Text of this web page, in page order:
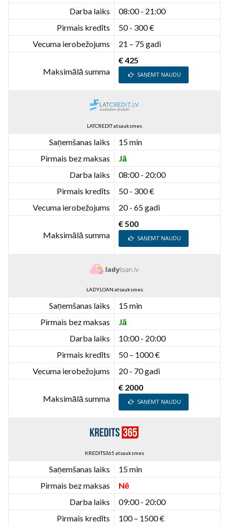
Darba laiks
08:00 - 21:00
Pirmais kredīts
50 - 300 €
Vecuma ierobežojums
21 – 75 gadi
Maksimālā summa
€ 425
SAŅEMT NAUDU
LATCREDIT atsauksmes
Saņemšanas laiks
15 min
Pirmais bez maksas
Jā
Darba laiks
08:00 - 20:00
Pirmais kredīts
50 - 300 €
Vecuma ierobežojums
20 - 65 gadi
Maksimālā summa
€ 500
SAŅEMT NAUDU
LADYLOAN atsauksmes
Saņemšanas laiks
15 min
Pirmais bez maksas
Jā
Darba laiks
10:00 - 20:00
Pirmais kredīts
50 – 1000 €
Vecuma ierobežojums
20 - 70 gadi
Maksimālā summa
€ 2000
SAŅEMT NAUDU
KREDITS365 atsauksmes
Saņemšanas laiks
15 min
Pirmais bez maksas
Nē
Darba laiks
09:00 - 20:00
Pirmais kredīts
100 – 1500 €